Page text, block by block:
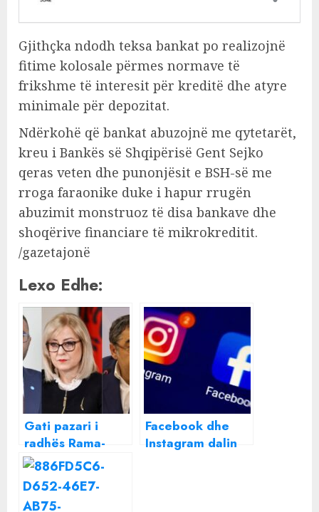
Gjithçka ndodh teksa bankat po realizojnë
fitime kolosale përmes normave të
frikshme të interesit për kreditë dhe atyre
minimale për depozitat.
Ndërkohë që bankat abuzojnë me qytetarët,
kreu i Bankës së Shqipërisë Gent Sejko
qeras veten dhe punonjësit e BSH-së me
rroga faraonike duke i hapur rrugën
abuzimit monstruoz të disa bankave dhe
shoqërive financiare të mikrokreditit.
/gazetajonë
Lexo Edhe:
Gati pazari i
radhës Rama-
Berisha, Basha
gojë”
Facebook dhe
Instagram dalin